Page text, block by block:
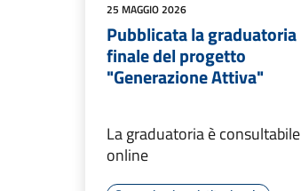
25 MAGGIO 2026
Pubblicata la graduatoria
finale del progetto
"Generazione Attiva"
La graduatoria è consultabile
online